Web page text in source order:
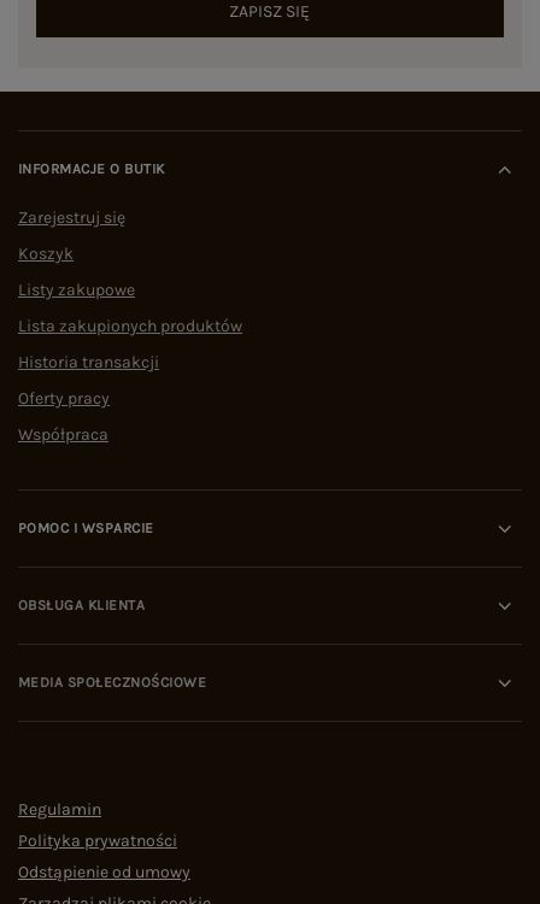
ZAPISZ SIĘ
INFORMACJE O BUTIK
Zarejestruj się
Koszyk
Listy zakupowe
Lista zakupionych produktów
Historia transakcji
Oferty pracy
Współpraca
POMOC I WSPARCIE
OBSŁUGA KLIENTA
MEDIA SPOŁECZNOŚCIOWE
Regulamin
Polityka prywatności
Odstąpienie od umowy